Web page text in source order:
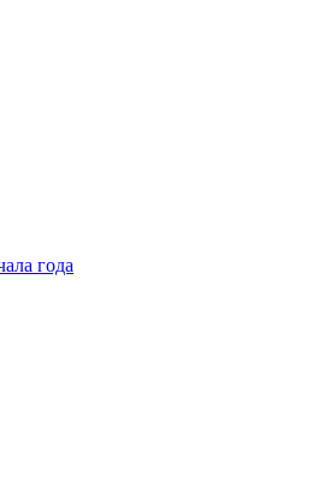
года